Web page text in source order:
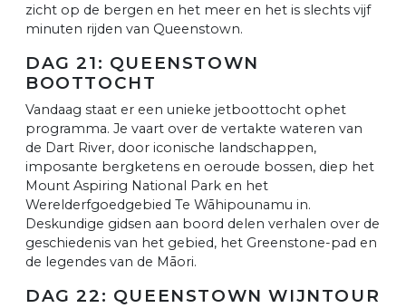
zicht op de bergen en het meer en het is slechts vijf
minuten rijden van Queenstown.
DAG 21: QUEENSTOWN
BOOTTOCHT
Vandaag staat er een unieke jetboottocht ophet
programma. Je vaart over de vertakte wateren van
de Dart River, door iconische landschappen,
imposante bergketens en oeroude bossen, diep het
Mount Aspiring National Park en het
Werelderfgoedgebied Te Wāhipounamu in.
Deskundige gidsen aan boord delen verhalen over de
geschiedenis van het gebied, het Greenstone-pad en
de legendes van de Māori.
DAG 22: QUEENSTOWN WIJNTOUR